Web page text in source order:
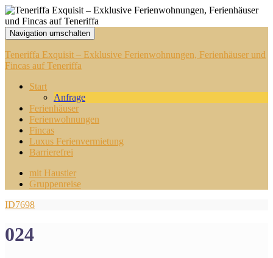
Navigation umschalten
Teneriffa Exquisit – Exklusive Ferienwohnungen, Ferienhäuser und
Fincas auf Teneriffa
Start
Anfrage
Ferienhäuser
Ferienwohnungen
Fincas
Luxus Ferienvermietung
Barrierefrei
mit Haustier
Gruppenreise
ID7698
024